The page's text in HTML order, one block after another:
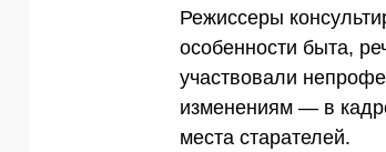
Режиссеры
особенности быта,
участвовали
изменениям — в
места старателей.